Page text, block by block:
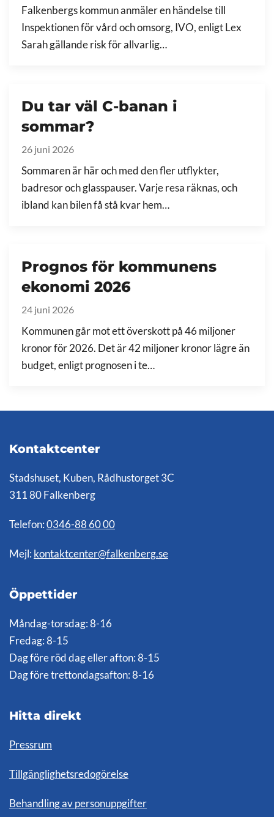
Falkenbergs kommun anmäler en händelse till
Inspektionen för vård och omsorg, IVO, enligt Lex
Sarah gällande risk för allvarlig…
Du tar väl C-banan i
sommar?
26 juni 2026
Sommaren är här och med den fler utflykter,
badresor och glasspauser. Varje resa räknas, och
ibland kan bilen få stå kvar hem…
Prognos för kommunens
ekonomi 2026
24 juni 2026
Kommunen går mot ett överskott på 46 miljoner
kronor för 2026. Det är 42 miljoner kronor lägre än
budget, enligt prognosen i te…
Kontaktcenter
Stadshuset, Kuben, Rådhustorget 3C
311 80 Falkenberg
Telefon: 0346-88 60 00
Mejl: kontaktcenter@falkenberg.se
Öppettider
Måndag-torsdag: 8-16
Fredag: 8-15
Dag före röd dag eller afton: 8-15
Dag före trettondagsafton: 8-16
Hitta direkt
Pressrum
Tillgänglighetsredogörelse
Behandling av personuppgifter